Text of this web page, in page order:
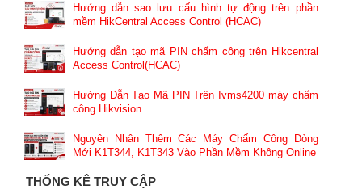
Hướng dẫn sao lưu cấu hình tự động trên phần
mềm HikCentral Access Control (HCAC)
Hướng dẫn tạo mã PIN chấm công trên Hikcentral
Access Control(HCAC)
Hướng Dẫn Tạo Mã PIN Trên Ivms4200 máy chấm
công Hikvision
Nguyên Nhân Thêm Các Máy Chấm Công Dòng
Mới K1T344, K1T343 Vào Phần Mềm Không Online
THỐNG KÊ TRUY CẬP